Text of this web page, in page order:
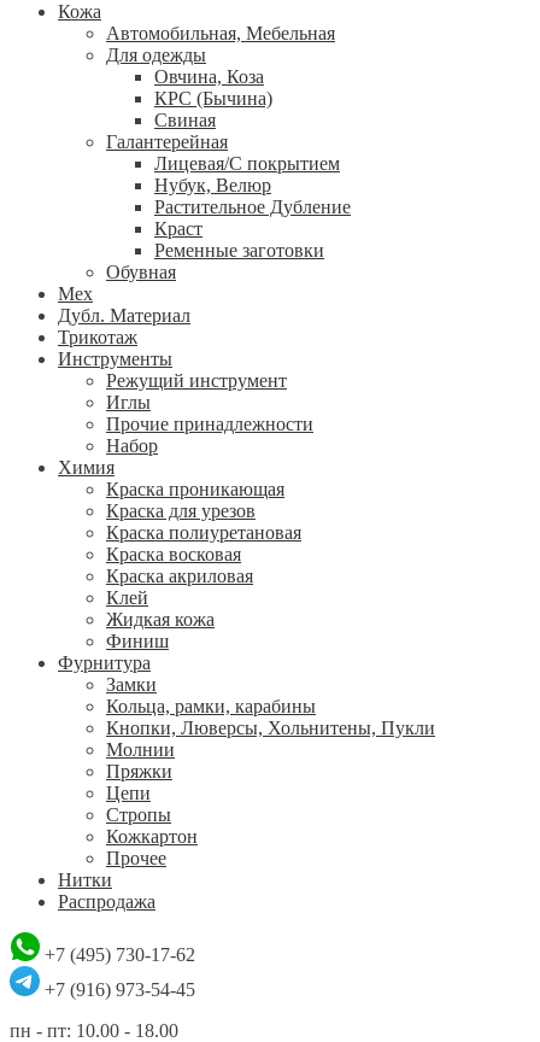
Кожа
Автомобильная, Мебельная
Для одежды
Овчина, Коза
КРС (Бычина)
Свиная
Галантерейная
Лицевая/С покрытием
Нубук, Велюр
Растительное Дубление
Краст
Ременные заготовки
Обувная
Мех
Дубл. Материал
Трикотаж
Инструменты
Режущий инструмент
Иглы
Прочие принадлежности
Набор
Химия
Краска проникающая
Краска для урезов
Краска полиуретановая
Краска восковая
Краска акриловая
Клей
Жидкая кожа
Финиш
Фурнитура
Замки
Кольца, рамки, карабины
Кнопки, Люверсы, Хольнитены, Пукли
Молнии
Пряжки
Цепи
Стропы
Кожкартон
Прочее
Нитки
Распродажа
+7 (495) 730-17-62
+7 (916) 973-54-45
пн - пт: 10.00 - 18.00